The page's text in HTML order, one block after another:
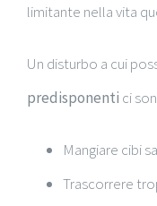
limitante nella vita
Un disturbo a cui
predisponenti ci
Mangiare cibi
Trascorrere